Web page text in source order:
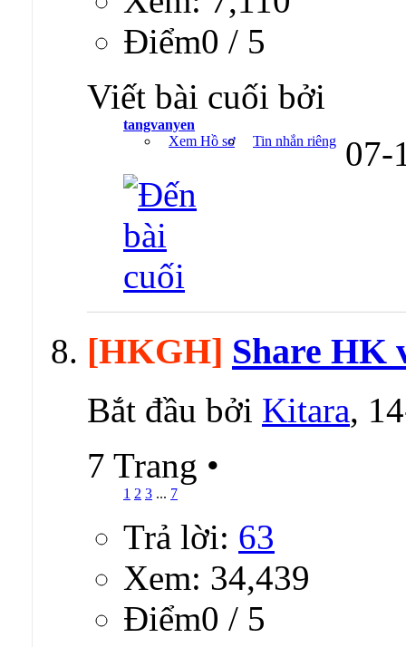
Ðiểm0 / 5
Viết bài cuối bởi
tangvanyen
Xem Hồ sơ
Tin nhắn riêng 07-
[HKGH] Share HK
Bắt đầu bởi Kitara,
7 Trang •
1 2 3 ... 7
Trả lời: 63
Xem: 34,439
Ðiểm0 / 5